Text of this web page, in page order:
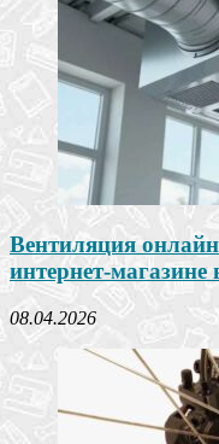
Вентиляция
интернет-
08.04.2026